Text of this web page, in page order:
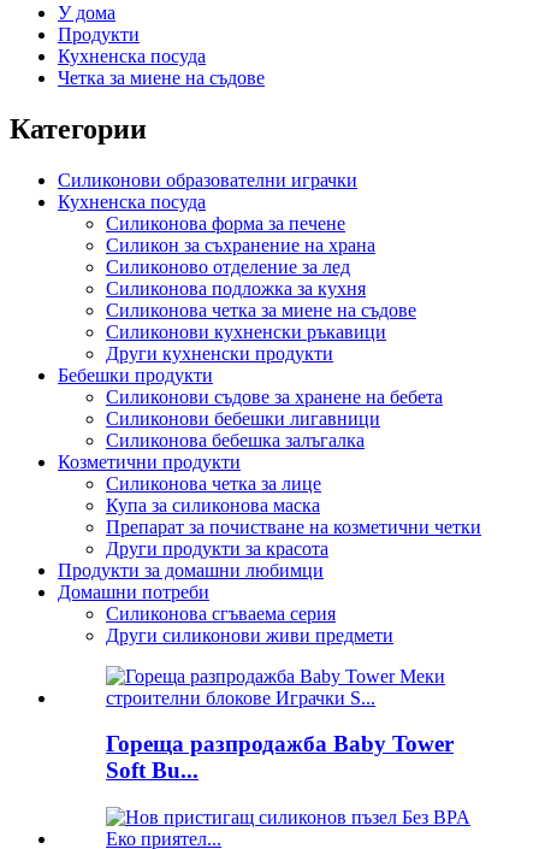
У дома
Продукти
Кухненска посуда
Четка за миене на съдове
Категории
Силиконови образователни играчки
Кухненска посуда
Силиконова форма за печене
Силикон за съхранение на храна
Силиконово отделение за лед
Силиконова подложка за кухня
Силиконова четка за миене на съдове
Силиконови кухненски ръкавици
Други кухненски продукти
Бебешки продукти
Силиконови съдове за хранене на бебета
Силиконови бебешки лигавници
Силиконова бебешка залъгалка
Козметични продукти
Силиконова четка за лице
Купа за силиконова маска
Препарат за почистване на козметични четки
Други продукти за красота
Продукти за домашни любимци
Домашни потреби
Силиконова сгъваема серия
Други силиконови живи предмети
Гореща разпродажба Baby Tower
Soft Bu...